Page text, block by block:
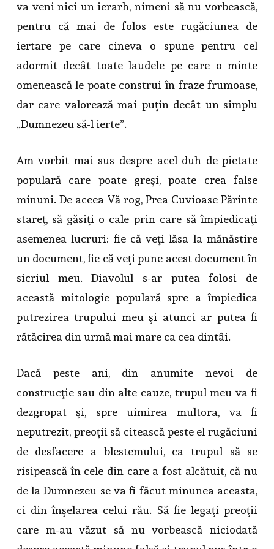
va veni nici un ierarh, nimeni să nu vorbească,
pentru că mai de folos este rugăciunea de
iertare pe care cineva o spune pentru cel
adormit decât toate laudele pe care o minte
omenească le poate construi în fraze frumoase,
dar care valorează mai puţin decât un simplu
„Dumnezeu să-l ierte”.
Am vorbit mai sus despre acel duh de pietate
populară care poate greşi, poate crea false
minuni. De aceea Vă rog, Prea Cuvioase Părinte
stareţ, să găsiţi o cale prin care să împiedicaţi
asemenea lucruri: fie că veţi lăsa la mănăstire
un document, fie că veţi pune acest document în
sicriul meu. Diavolul s-ar putea folosi de
această mitologie populară spre a împiedica
putrezirea trupului meu şi atunci ar putea fi
rătăcirea din urmă mai mare ca cea dintâi.
Dacă peste ani, din anumite nevoi de
construcţie sau din alte cauze, trupul meu va fi
dezgropat şi, spre uimirea multora, va fi
neputrezit, preoţii să citească peste el rugăciuni
de desfacere a blestemului, ca trupul să se
risipească în cele din care a fost alcătuit, că nu
de la Dumnezeu se va fi făcut minunea aceasta,
ci din înşelarea celui rău. Să fie legaţi preoţii
care m-au văzut să nu vorbească niciodată